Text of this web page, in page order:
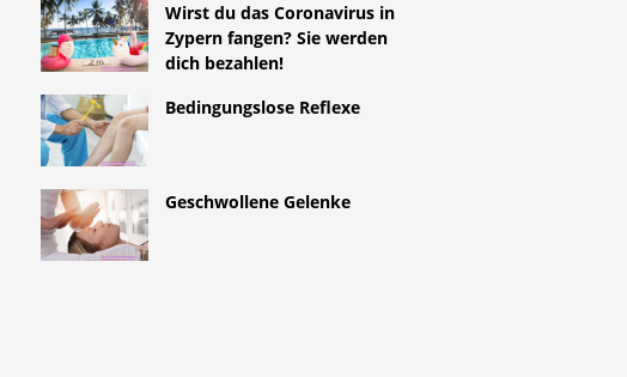
Wirst du das Coronavirus in
Zypern fangen? Sie werden
dich bezahlen!
Bedingungslose Reflexe
Geschwollene Gelenke